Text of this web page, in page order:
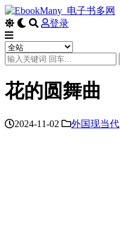
登录
花的圆舞曲
2024-11-02 外国现当代